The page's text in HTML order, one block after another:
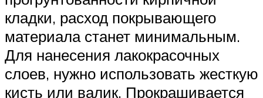
кладки, расход покрывающего
материала станет минимальным.
Для нанесения лакокрасочных
слоев, нужно использовать жесткую
кисть или валик. Прокрашивается